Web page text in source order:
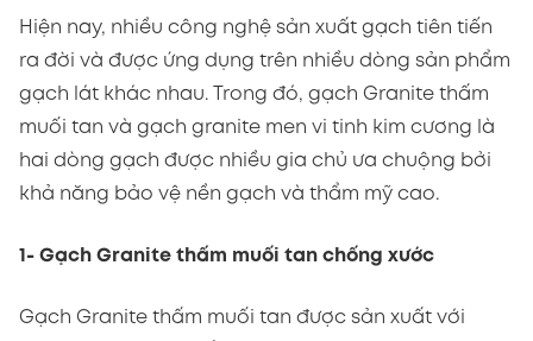
Hiện nay, nhiều công nghệ sản xuất gạch tiên tiến
ra đời và được ứng dụng trên nhiều dòng sản phẩm
gạch lát khác nhau. Trong đó, gạch Granite thấm
muối tan và gạch granite men vi tinh kim cương là
hai dòng gạch được nhiều gia chủ ưa chuộng bởi
khả năng bảo vệ nền gạch và thẩm mỹ cao.
1- Gạch Granite thấm muối tan chống xước
Gạch Granite thấm muối tan được sản xuất với